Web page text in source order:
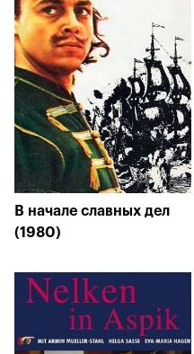
В начале славных дел
(1980)